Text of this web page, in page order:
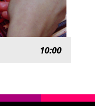
10:00